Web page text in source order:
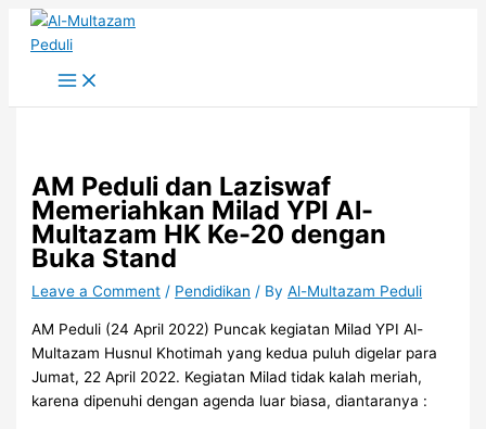
Skip
AM Peduli dan Laziswaf
Memeriahkan Milad YPI Al-
Multazam HK Ke-20 dengan
Buka Stand
Leave a Comment / Pendidikan / ByAl-Multazam Peduli
AM Peduli (24 April 2022) Puncak kegiatan Milad YPI Al-
Multazam Husnul Khotimah yang kedua puluh digelar para
Jumat, 22 April 2022. Kegiatan Milad tidak kalah meriah,
karena dipenuhi dengan agenda luar biasa, diantaranya :